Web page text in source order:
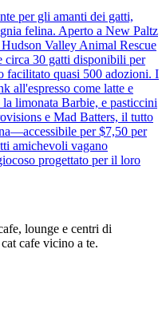
per gli amanti dei gatti,
felina. Aperto a New Paltz
Valley Animal Rescue
circa 30 gatti disponibili per
facilitato quasi 500 adozioni. I
all'espresso come latte e
limonata Barbie, e pasticcini
e Mad Batters, il tutto
per $7,50 per
amichevoli vagano
progettato per il loro
lounge e centri di
cafe vicino a te.